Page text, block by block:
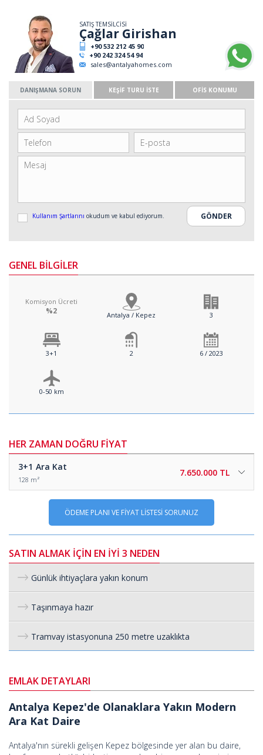
SATIŞ TEMSİLCİSİ
Çağlar Girishan
+90 532 212 45 90
+90 242 324 54 94
sales@antalyahomes.com
DANIŞMANA SORUN KEŞİF TURU İSTE OFİS KONUMU
Kullanım Şartlarını okudum ve kabul ediyorum.
GENEL BİLGİLER
Komisyon Ücreti
%2 Antalya / Kepez 3
3+1 2 6 / 2023
0-50 km
HER ZAMAN DOĞRU FİYAT
3+1 Ara Kat
128 m²
7.650.000 TL
ÖDEME PLANI VE FİYAT LİSTESİ SORUNUZ
SATIN ALMAK İÇİN EN İYİ 3 NEDEN
Günlük ihtiyaçlara yakın konum
Taşınmaya hazır
Tramvay istasyonuna 250 metre uzaklıkta
EMLAK DETAYLARI
Antalya Kepez'de Olanaklara Yakın Modern
Ara Kat Daire
Antalya'nın sürekli gelişen Kepez bölgesinde yer alan bu daire,